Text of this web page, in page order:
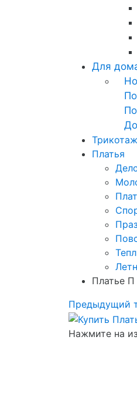
Для
Платья
Платье
Предыдущий
Нажмите на